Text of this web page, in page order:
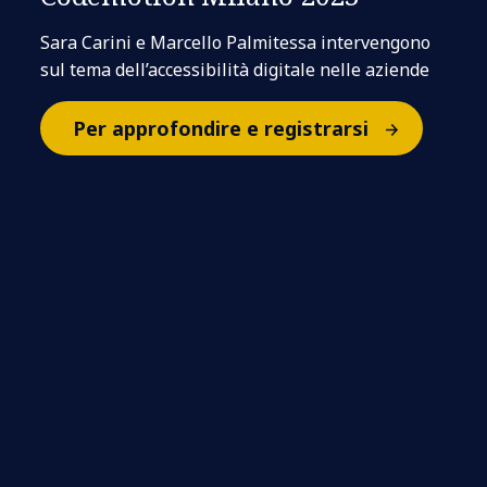
Sara Carini e Marcello Palmitessa intervengono
sul tema dell’accessibilità digitale nelle aziende
Per approfondire e registrarsi